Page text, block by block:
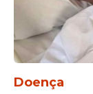
Evento:
Data:
Horário: A
Entrada:
Doença